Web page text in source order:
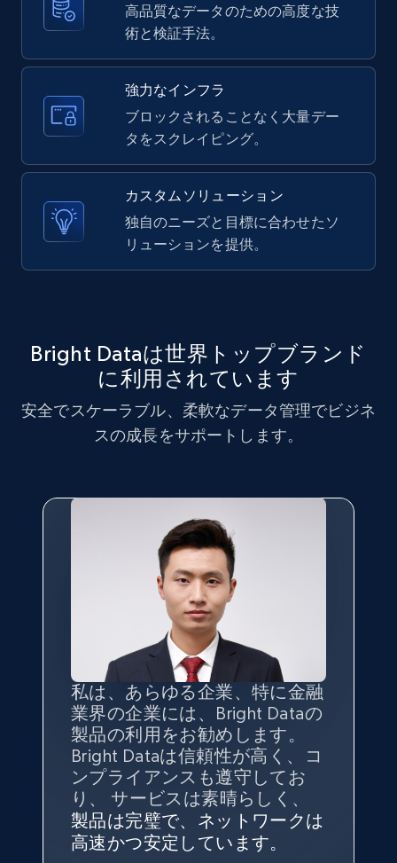
ID, User posted, Name, Description, Date
posted, Photos, URL, Quoted post, and more.
X (formerly Twitter) - Posts - Getting x
posts by array of profiles
ID, User posted, Name, Description, Date
posted, Photos, URL, Quoted post, and more.
TikTok - Profiles
engagement rate, Comment engagement rate,
Like engagement rate, Bio link, Predicted lang,
8.3K+
TikTok - Profiles - Discover by search URL
Account id, Nickname, Biography, Awg
engagement rate, Comment engagement rate,
Like engagement rate, Bio link, Predicted lang,
and more.
8.3K+ 963+ 無料トライアル
Youtube - Videos posts
高品質なデータのための高度な技
術と検証手法。
強力なインフラ
ブロックされることなく大量デー
タをスクレイピング。
カスタムソリューション
独自のニーズと目標に合わせたソ
リューションを提供。
Bright Dataは世界トップブランド
に利用されています
安全でスケーラブル、柔軟なデータ管理でビジネ
スの成長をサポートします。
私は、あらゆる企業、特に金融
業界の企業には、Bright Dataの
製品の利用をお勧めします。
Bright Dataは信頼性が高く、コ
ンプライアンスも遵守してお
り、 サービスは素晴らしく、
製品は完璧で、ネットワークは
高速かつ安定しています。
インターネットから公開ウェブ
データを収集する機能なしで
は、ブランドがすべての媒体に
向けて紹介されたこと、またそ
の展開先を知りえることはでき
インターネットから公開ウェブ
データを収集する機能なしで
は、ブランドがすべての媒体に
向けて紹介されたこと、またそ
の展開先を知りえることはでき
ず、また、Bright Dataのサポー
トなしでは急成長を遂げること
はできなかったでしょう。
私の経験から言えば、Bright
Dataのサービスは極めて貴重な
ものでした。Bright Dataのおか
げで、当社のニーズを満たすの
に十分な公開ウェブデータを収
データの 質 と量を最大限に確
保することが最も重要であり、
そこでBright Dataとtgndataの
組み合わせが威力を発揮しま
す。
George Koutsoudopoulos
CEO at tgndata
信頼性に非常に感銘を受けてお
り、Bright Dataには全体的に大
変満足しています。アカウント
マネージャーとは定期的な連絡
ルートがあり、非常に協力的で
Bright Dataとの提携には大変満
足しております。全てが順調
で、ネットワークは非常に 安定
しており、 カスタマーサービス
にも満足しています。 サポート